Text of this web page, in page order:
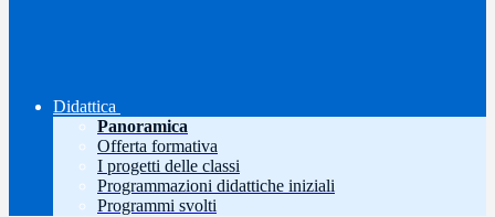
Didattica
Panoramica
Offerta formativa
I progetti delle classi
Programmazioni didattiche iniziali
Programmi svolti